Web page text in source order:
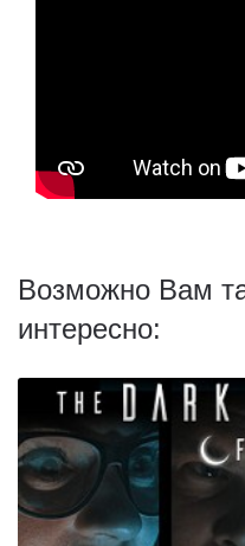
Возможно Вам
интересно: